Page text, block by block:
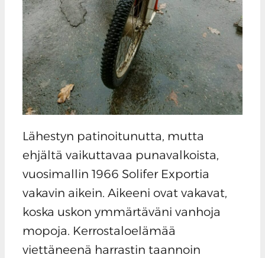
Lähestyn patinoitunutta, mutta
ehjältä vaikuttavaa punavalkoista,
vuosimallin 1966 Solifer Exportia
vakavin aikein. Aikeeni ovat vakavat,
koska uskon ymmärtäväni vanhoja
mopoja. Kerrostaloelämää
viettäneenä harrastin taannoin